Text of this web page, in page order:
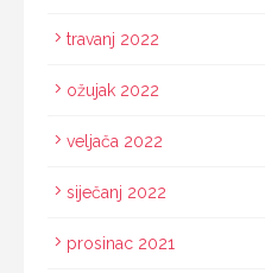
travanj 2022
ožujak 2022
veljača 2022
siječanj 2022
prosinac 2021